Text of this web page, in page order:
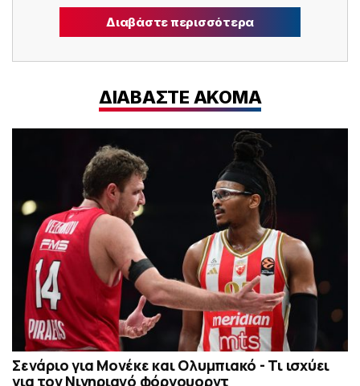
Διαβάστε περισσότερα
ΔΙΑΒΑΣΤΕ ΑΚΟΜΑ
Σενάριο για Μονέκε και Ολυμπιακό - Τι ισχύει
για τον Νιγηριανό φόργουορντ